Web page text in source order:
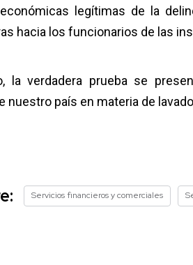
legítimas de la
hacia los funcionarios de las
la verdadera prueba se
nuestro país en materia de
Servicios financieros y comerciales